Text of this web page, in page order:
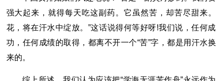
强大起来，就得每天吃这副药。它虽然苦，却苦尽甜来。
花，将在汗水中绽放。”这话说得何等好呀!我们说，任何成
功，任何成绩的取得，都离不开一个“苦”字，都是用汗水换
来的。